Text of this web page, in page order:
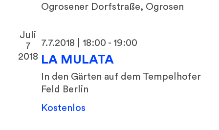
Ogrosener Dorfstraße, Ogrosen
Juli
7
2018
7.7.2018 | 18:00 - 19:00
LA MULATA
In den Gärten auf dem Tempelhofer
Feld Berlin
Kostenlos